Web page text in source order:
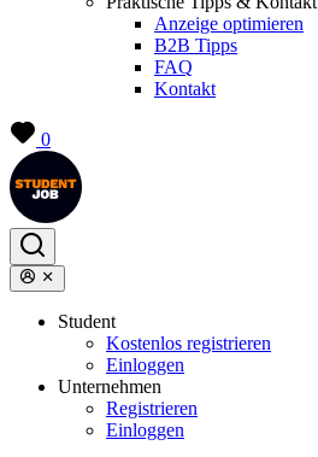
Anzeige optimieren
B2B Tipps
FAQ
Kontakt
0
Student
Kostenlos registrieren
Einloggen
Unternehmen
Registrieren
Einloggen